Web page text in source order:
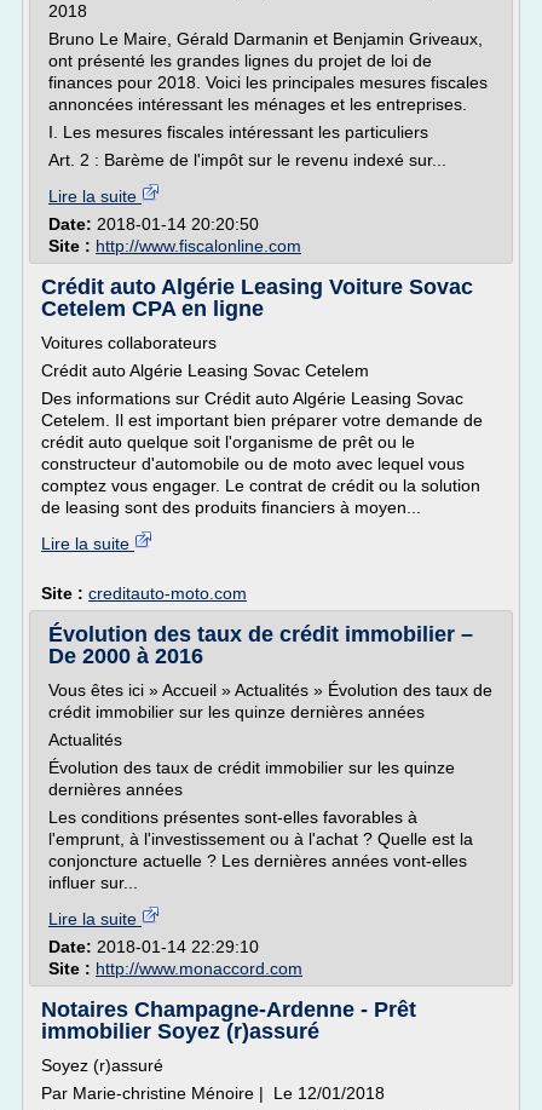
2018
Bruno Le Maire, Gérald Darmanin et Benjamin Griveaux,
ont présenté les grandes lignes du projet de loi de
finances pour 2018. Voici les principales mesures fiscales
annoncées intéressant les ménages et les entreprises.
I. Les mesures fiscales intéressant les particuliers
Art. 2 : Barème de l'impôt sur le revenu indexé sur...
Lire la suite
Date: 2018-01-14 20:20:50
Site : http://www.fiscalonline.com
Crédit auto Algérie Leasing Voiture Sovac
Cetelem CPA en ligne
Voitures collaborateurs
Crédit auto Algérie Leasing Sovac Cetelem
Des informations sur Crédit auto Algérie Leasing Sovac
Cetelem. Il est important bien préparer votre demande de
crédit auto quelque soit l'organisme de prêt ou le
constructeur d'automobile ou de moto avec lequel vous
comptez vous engager. Le contrat de crédit ou la solution
de leasing sont des produits financiers à moyen...
Lire la suite
Site : creditauto-moto.com
Évolution des taux de crédit immobilier –
De 2000 à 2016
Vous êtes ici » Accueil » Actualités » Évolution des taux de
crédit immobilier sur les quinze dernières années
Actualités
Évolution des taux de crédit immobilier sur les quinze
dernières années
Les conditions présentes sont-elles favorables à
l'emprunt, à l'investissement ou à l'achat ? Quelle est la
conjoncture actuelle ? Les dernières années vont-elles
influer sur...
Lire la suite
Date: 2018-01-14 22:29:10
Site : http://www.monaccord.com
Notaires Champagne-Ardenne - Prêt
immobilier Soyez (r)assuré
Soyez (r)assuré
Par Marie-christine Ménoire | Le 12/01/2018